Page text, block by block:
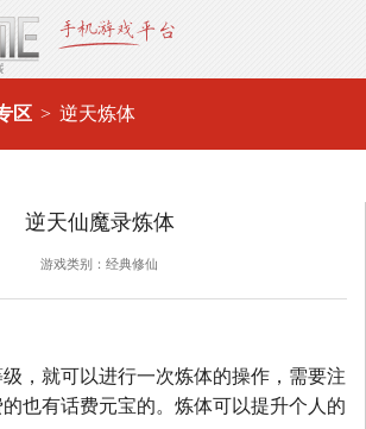
区 逆天炼体
逆天仙魔录炼体
游戏类别：经典修仙
，就可以进行一次炼体的操作，需要注
也有话费元宝的。炼体可以提升个人的